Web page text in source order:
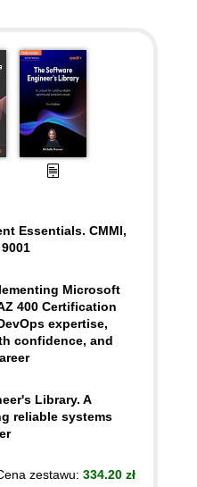
Essentials. CMMI,
Microsoft
400 Certification
expertise,
confidence, and
Library. A
reliable systems
zestawu: 334.20 zł